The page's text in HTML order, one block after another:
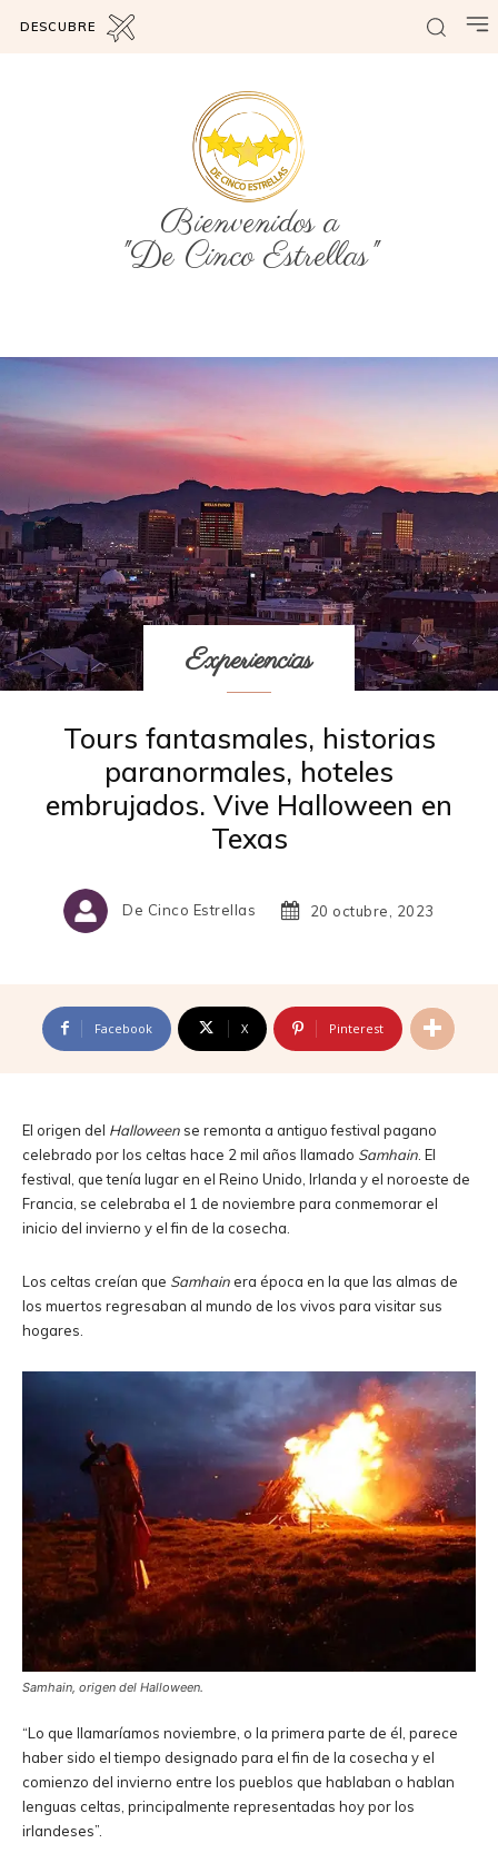
DESCUBRE
Bienvenidos a
"De Cinco Estrellas"
Experiencias
Tours fantasmales, historias
paranormales, hoteles
embrujados. Vive Halloween en
Texas
De Cinco Estrellas 20 octubre, 2023
Facebook X Pinterest
El origen del Halloween se remonta a antiguo festival pagano
celebrado por los celtas hace 2 mil años llamado Samhain . El
festival, que tenía lugar en el Reino Unido, Irlanda y el noroeste de
Francia, se celebraba el 1 de noviembre para conmemorar el
inicio del invierno y el fin de la cosecha.
Los celtas creían que Samhain era época en la que las almas de
los muertos regresaban al mundo de los vivos para visitar sus
hogares.
Samhain, origen del Halloween.
“Lo que llamaríamos noviembre, o la primera parte de él, parece
haber sido el tiempo designado para el fin de la cosecha y el
comienzo del invierno entre los pueblos que hablaban o hablan
lenguas celtas, principalmente representadas hoy por los
irlandeses”.